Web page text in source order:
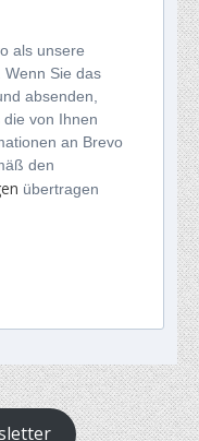
als unsere
Wenn Sie das
absenden,
von Ihnen
an Brevo
den
übertragen